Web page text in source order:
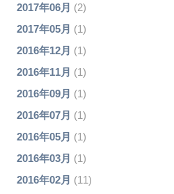
2017年06月 (2)
2017年05月 (1)
2016年12月 (1)
2016年11月 (1)
2016年09月 (1)
2016年07月 (1)
2016年05月 (1)
2016年03月 (1)
2016年02月 (11)